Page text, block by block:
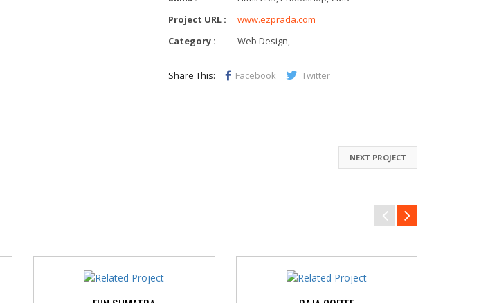
Project URL :
www.ezprada.com
Category :
Web Design,
Share This: Facebook Twitter
NEXT PROJECT